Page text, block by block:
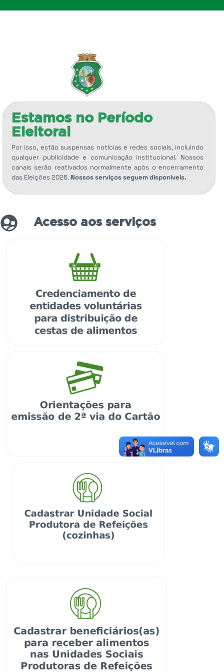
Estamos no Período
Eleitoral
Por isso, estão suspensas notícias e redes sociais, incluindo
qualquer publicidade e comunicação institucional. Nossos
canais serão reativados normalmente após o encerramento
das Eleições 2026. Nossos serviços seguem disponíveis.
Acesso aos serviços